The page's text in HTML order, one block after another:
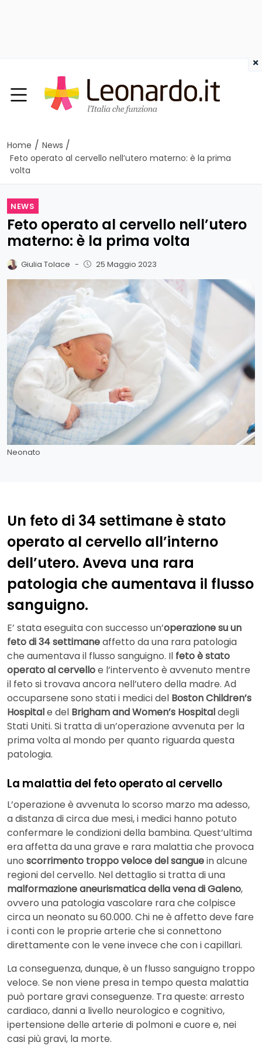
Home / News /
Feto operato al cervello nell’utero materno: è la prima
volta
NEWS
Feto operato al cervello nell’utero
materno: è la prima volta
Giulia Tolace - 25 Maggio 2023
Neonato
Un feto di 34 settimane è stato
operato al cervello all’interno
dell’utero. Aveva una rara
patologia che aumentava il flusso
sanguigno.
E’ stata eseguita con successo un’operazione su un
feto di 34 settimaneaffetto da una rara patologia
che aumentava il flusso sanguigno. Il feto è stato
operato al cervelloe l’intervento è avvenuto mentre
il feto si trovava ancora nell’utero della madre. Ad
occuparsene sono stati i medici del Boston Children’s
Hospitale del Brigham and Women’s Hospitaldegli
Stati Uniti. Si tratta di un’operazione avvenuta per la
prima volta al mondo per quanto riguarda questa
patologia.
La malattia del feto operato al cervello
L’operazione è avvenuta lo scorso marzo ma adesso,
a distanza di circa due mesi, i medici hanno potuto
confermare le condizioni della bambina. Quest’ultima
era affetta da una grave e rara malattia che provoca
uno scorrimento troppo veloce del sanguein alcune
regioni del cervello. Nel dettaglio si tratta di una
malformazione aneurismatica della vena di Galeno,
ovvero una patologia vascolare rara che colpisce
circa un neonato su 60.000. Chi ne è affetto deve fare
i conti con le proprie arterie che si connettono
direttamente con le vene invece che con i capillari.
La conseguenza, dunque, è un flusso sanguigno troppo
veloce. Se non viene presa in tempo questa malattia
può portare gravi conseguenze. Tra queste: arresto
cardiaco, danni a livello neurologico e cognitivo,
ipertensione delle arterie di polmoni e cuore e, nei
casi più gravi, la morte.
×